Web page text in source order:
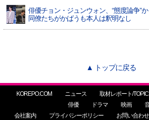
俳優チョン・ジュンウォン、“態度論争”
同僚たちがかばうも本人は釈明なし
▲ トップに戻る
KOREPO.COM ニュース 取材レポート/
俳優
ドラマ 映画
会社案内
プライバシーポリシー お問い合わせ